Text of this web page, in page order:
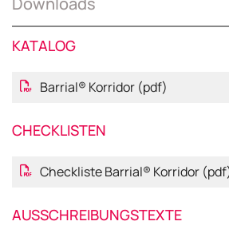
KATALOG
Barrial® Korridor (pdf)
CHECKLISTEN
Checkliste Barrial® Korridor
AUSSCHREIBUNGSTEXTE